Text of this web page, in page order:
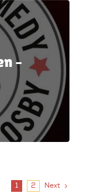
–
1 2 Next